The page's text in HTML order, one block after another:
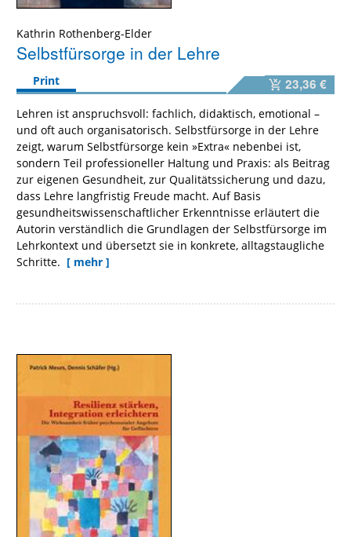
Kathrin Rothenberg-Elder
Selbstfürsorge in der Lehre
Print 23,36 €
Lehren ist anspruchsvoll: fachlich, didaktisch, emotional –
und oft auch organisatorisch. Selbstfürsorge in der Lehre
zeigt, warum Selbstfürsorge kein »Extra« nebenbei ist,
sondern Teil professioneller Haltung und Praxis: als Beitrag
zur eigenen Gesundheit, zur Qualitätssicherung und dazu,
dass Lehre langfristig Freude macht. Auf Basis
gesundheitswissenschaftlicher Erkenntnisse erläutert die
Autorin verständlich die Grundlagen der Selbstfürsorge im
Lehrkontext und übersetzt sie in konkrete, alltagstaugliche
Schritte. [ mehr ]